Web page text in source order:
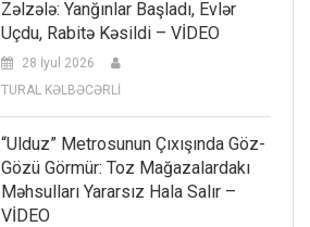
Zəlzələ: Yanğınlar Başladı, Evlər
Uçdu, Rabitə Kəsildi – VİDEO
28 İyul 2026
TURAL KƏLBƏCƏRLİ
“Ulduz” Metrosunun Çıxışında Göz-
Gözü Görmür: Toz Mağazalardakı
Məhsulları Yararsız Hala Salır –
VİDEO